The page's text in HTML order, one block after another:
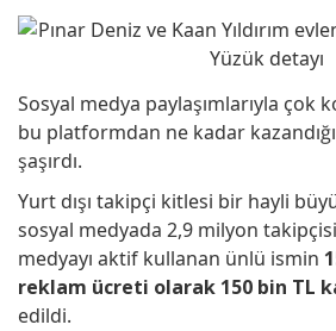
yaşında hayatını kaybetti...
Şenay Gürler, Semih Saygıner'i
Sosyal medya paylaşımlarıyla çok
bu platformdan ne kadar
şaşırdı.
Yurt dışı takipçi kitlesi bir hayli
sosyal medyada 2,9 milyon
medyayı aktif kullanan ünlü ismin
reklam ücreti olarak 150 bin TL
edildi.